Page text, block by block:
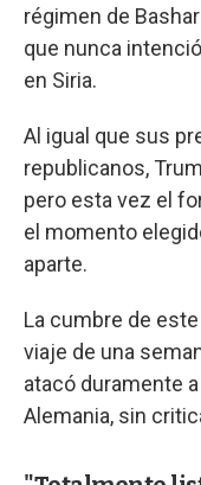
régimen de
que nunca
en Siria.
Al igual que sus
republicanos,
pero esta vez el
el momento
aparte.
La cumbre de
viaje de una
atacó duramente
Alemania, sin